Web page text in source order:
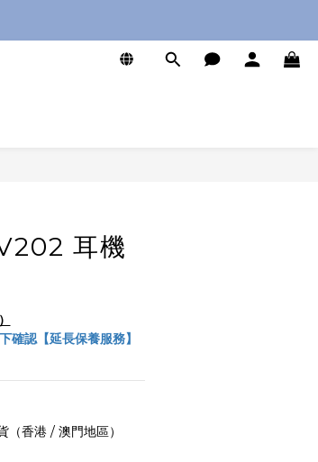
耳機
確認【延長保養服務】
香港 / 澳門地區）